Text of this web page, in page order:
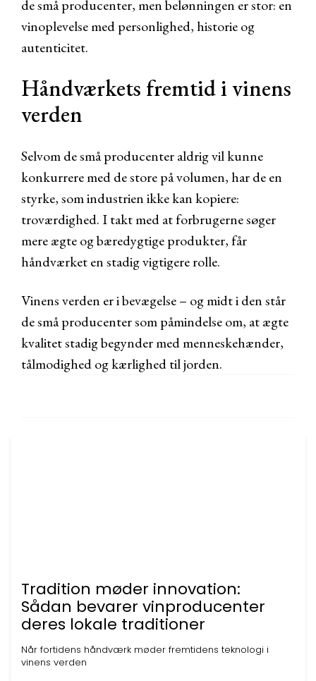
de små producenter, men belønningen er stor: en
vinoplevelse med personlighed, historie og
autenticitet.
Håndværkets fremtid i vinens
verden
Selvom de små producenter aldrig vil kunne
konkurrere med de store på volumen, har de en
styrke, som industrien ikke kan kopiere:
troværdighed. I takt med at forbrugerne søger
mere ægte og bæredygtige produkter, får
håndværket en stadig vigtigere rolle.
Vinens verden er i bevægelse – og midt i den står
de små producenter som påmindelse om, at ægte
kvalitet stadig begynder med menneskehænder,
tålmodighed og kærlighed til jorden.
Tradition møder innovation:
Sådan bevarer vinproducenter
deres lokale traditioner
Når fortidens håndværk møder fremtidens teknologi i
vinens verden